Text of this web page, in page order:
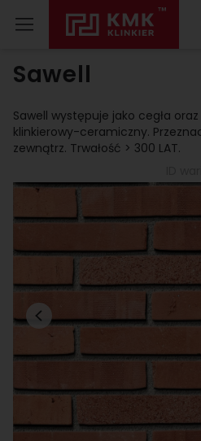
Sawell
Sawell występuje jako cegła
klinkierowy-ceramiczny.
zewnątrz. Trwałość > 300 LAT.